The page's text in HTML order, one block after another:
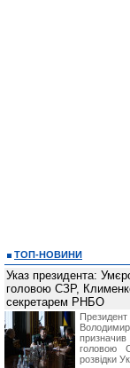
ТОП-НОВИНИ
Указ президента:
головою СЗР,
секретарем РНБО
головою
розвідки